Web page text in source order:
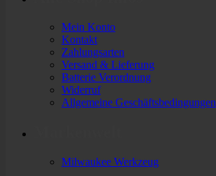
Mein Konto
Kontakt
Zahlungsarten
Versand & Lieferung
Batterie Verordnung
Widerruf
Allgemeine Geschäftsbedingungen
Milwaukee Werkzeug